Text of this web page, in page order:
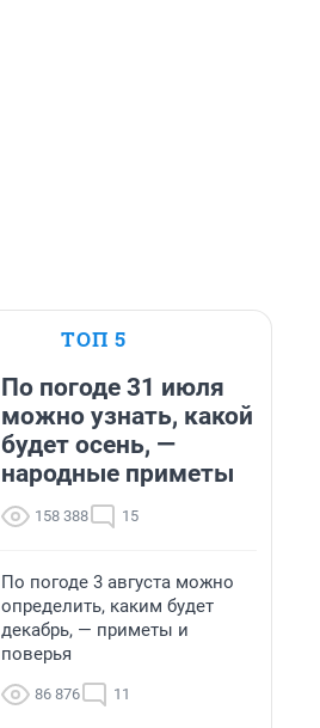
ТОП 5
По погоде 31 июля
можно узнать, какой
будет осень, —
народные приметы
158 388 15
По погоде 3 августа можно
определить, каким будет
декабрь, — приметы и
поверья
86 876 11